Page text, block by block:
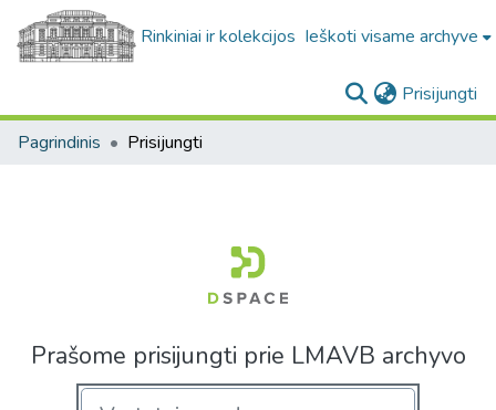
Rinkiniai ir kolekcijos Ieškoti visame archyve
Prisijungti
Pagrindinis Prisijungti
Prašome prisijungti prie LMAVB archyvo